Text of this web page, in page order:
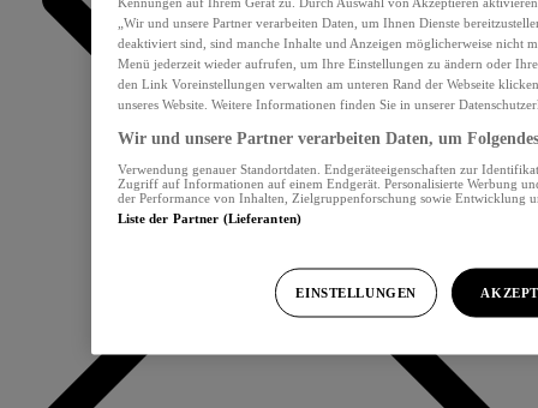
„Wir und unsere Partner verarbeiten Daten, um Ihnen Dienste
deaktiviert sind, sind manche Inhalte und Anzeigen möglicherweise nicht
Menü jederzeit wieder aufrufen, um Ihre Einstellungen zu ändern oder
den Link Voreinstellungen verwalten am unteren Rand der Webseite
unseres Website. Weitere Informationen finden Sie in unserer
Wir und unsere Partner verarbeiten Daten, um
Verwendung genauer Standortdaten. Endgeräteeigenschaften zur
Zugriff auf Informationen auf einem Endgerät. Personalisierte Werbung
der Performance von Inhalten, Zielgruppenforschung sowie Entwicklung
Liste der Partner (Lieferanten)
EINSTELLUNGEN